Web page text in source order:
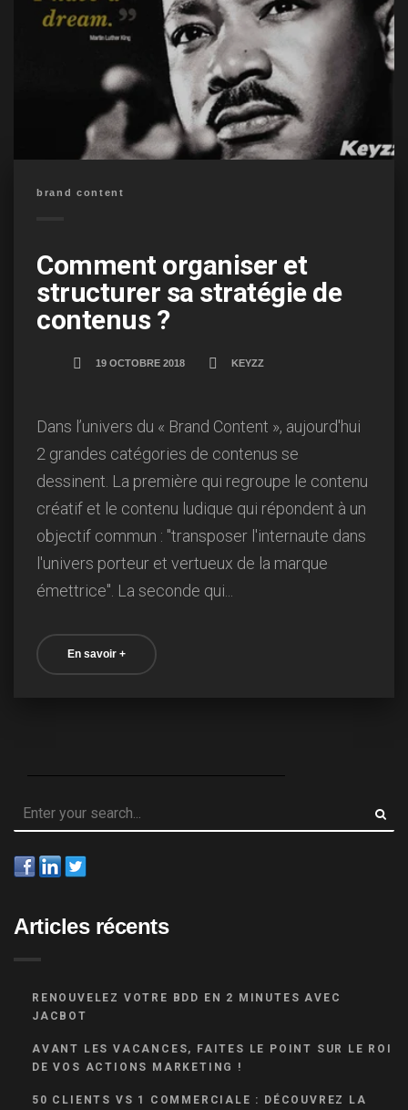
brand content
Comment organiser et
structurer sa stratégie de
contenus ?
19 OCTOBRE 2018 KEYZZ
Dans l’univers du « Brand Content », aujourd'hui
2 grandes catégories de contenus se
dessinent. La première qui regroupe le contenu
créatif et le contenu ludique qui répondent à un
objectif commun : "transposer l'internaute dans
l'univers porteur et vertueux de la marque
émettrice". La seconde qui...
En savoir +
Articles récents
RENOUVELEZ VOTRE BDD EN 2 MINUTES AVEC
JACBOT
AVANT LES VACANCES, FAITES LE POINT SUR LE ROI
DE VOS ACTIONS MARKETING !
50 CLIENTS VS 1 COMMERCIALE : DÉCOUVREZ LA